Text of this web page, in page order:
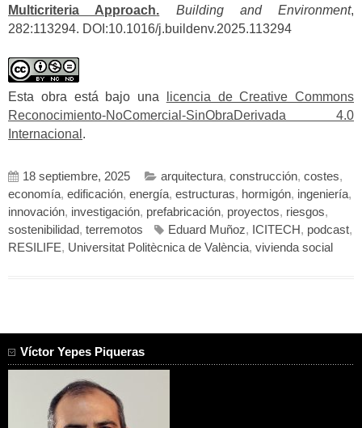
Multicriteria Approach. Building and Environment,
282:113294. DOI:10.1016/j.buildenv.2025.113294
Esta obra está bajo una
licencia de Creative Commons
Reconocimiento-NoComercial-SinObraDerivada 4.0
Internacional .
18 septiembre, 2025 arquitectura, construcción, costes,
economía, edificación, energía, estructuras, hormigón, ingeniería,
innovación, investigación, prefabricación, proyectos, riesgos,
sostenibilidad, terremotos Eduard Muñoz, ICITECH, podcast,
RESILIFE, Universitat Politècnica de València, vivienda social
Víctor Yepes Piqueras